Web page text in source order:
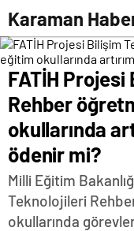
Karaman
FATİH
Rehber
okullarında
ödenir mi?
Milli Eğitim
Teknolojileri
okullarında